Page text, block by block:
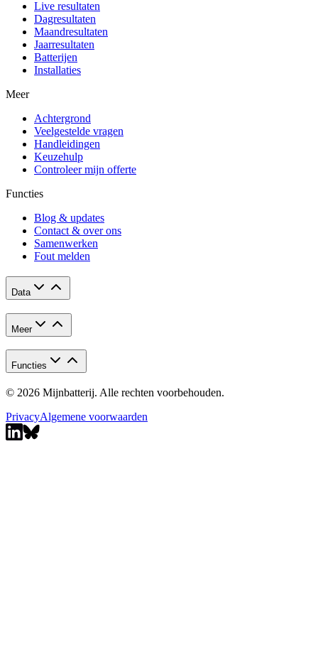
Live resultaten
Dagresultaten
Maandresultaten
Jaarresultaten
Batterijen
Installaties
Meer
Achtergrond
Veelgestelde vragen
Handleidingen
Keuzehulp
Controleer mijn offerte
Functies
Blog & updates
Contact & over ons
Samenwerken
Fout melden
Data
Meer
Functies
© 2026 Mijnbatterij. Alle rechten voorbehouden.
PrivacyAlgemene voorwaarden